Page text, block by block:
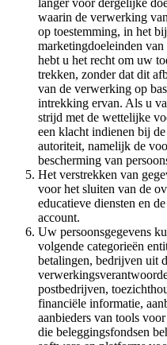
langer voor dergelijke
waarin de verwerking
op toestemming, in het
marketingdoeleinden
hebt u het recht om uw
trekken, zonder dat dit
van de verwerking op
intrekking ervan. Als u
strijd met de wettelijke
een klacht indienen bij
autoriteit, namelijk de
bescherming van
Het verstrekken van
voor het sluiten van de
educatieve diensten en
account.
Uw persoonsgegevens
volgende categorieën
betalingen, bedrijven uit
postbedrijven,
financiële informatie,
aanbieders van tools
die beleggingsfondsen